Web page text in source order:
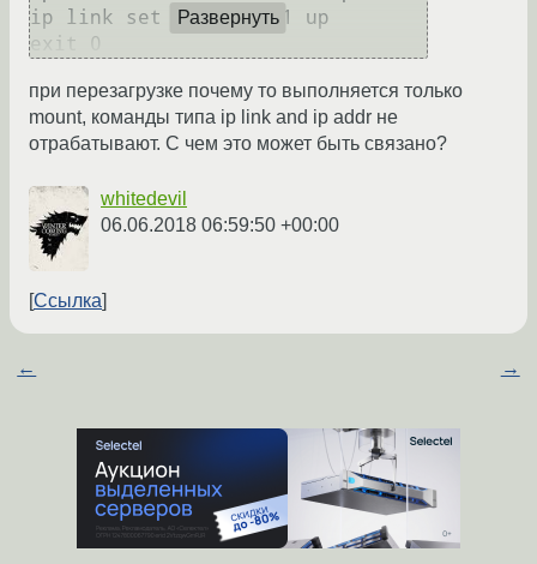
ip link set dev eth3.1 up
Развернуть
при перезагрузке почему то выполняется только
mount, команды типа ip link and ip addr не
отрабатывают. С чем это может быть связано?
whitedevil
06.06.2018 06:59:50 +00:00
Ссылка
← →